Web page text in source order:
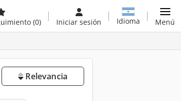
(0) Iniciar sesión Idioma Menú
Relevancia